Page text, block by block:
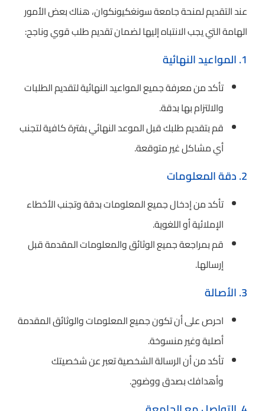
عند التقديم لمنحة جامعة سونغكيونكوان، هناك بعض الأمور
الهامة التي يجب الانتباه إليها لضمان تقديم طلب قوي وناجح:
1. المواعيد النهائية
تأكد من معرفة جميع المواعيد النهائية لتقديم الطلبات
والالتزام بها بدقة.
قم بتقديم طلبك قبل الموعد النهائي بفترة كافية لتجنب
أي مشاكل غير متوقعة.
2. دقة المعلومات
تأكد من إدخال جميع المعلومات بدقة وتجنب الأخطاء
الإملائية أو اللغوية.
قم بمراجعة جميع الوثائق والمعلومات المقدمة قبل
إرسالها.
3. الأصالة
احرص على أن تكون جميع المعلومات والوثائق المقدمة
أصلية وغير منسوخة.
تأكد من أن الرسالة الشخصية تعبر عن شخصيتك
وأهدافك بصدق ووضوح.